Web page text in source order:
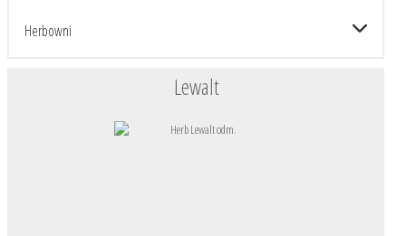
Herbowni
Lewalt